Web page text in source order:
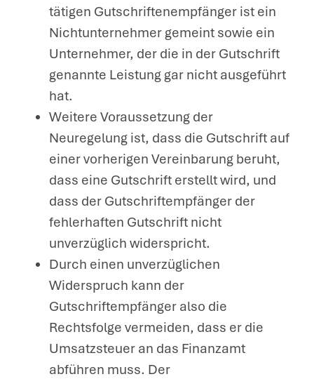
tätigen Gutschriftenempfänger ist ein
Nichtunternehmer gemeint sowie ein
Unternehmer, der die in der Gutschrift
genannte Leistung gar nicht ausgeführt
hat.
Weitere Voraussetzung der
Neuregelung ist, dass die Gutschrift auf
einer vorherigen Vereinbarung beruht,
dass eine Gutschrift erstellt wird, und
dass der Gutschriftempfänger der
fehlerhaften Gutschrift nicht
unverzüglich widerspricht.
Durch einen unverzüglichen
Widerspruch kann der
Gutschriftempfänger also die
Rechtsfolge vermeiden, dass er die
Umsatzsteuer an das Finanzamt
abführen muss. Der